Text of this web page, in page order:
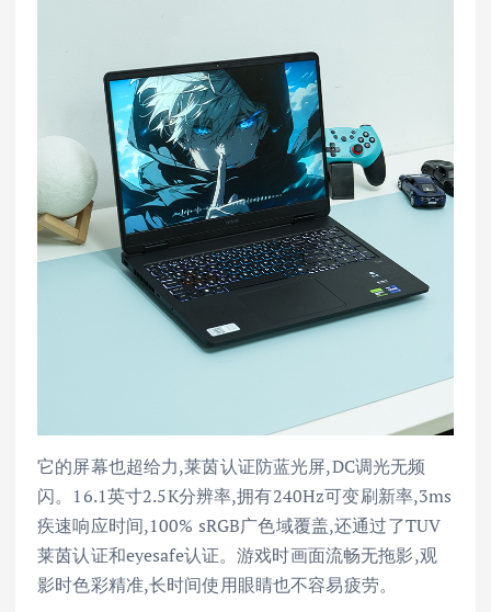
它的屏幕也超给力,莱茵认证防蓝光屏,DC调光无频
闪。16.1英寸2.5K分辨率,拥有240Hz可变刷新率,3ms
疾速响应时间,100% sRGB广色域覆盖,还通过了TUV
莱茵认证和eyesafe认证。游戏时画面流畅无拖影,观
影时色彩精准,长时间使用眼睛也不容易疲劳。